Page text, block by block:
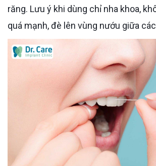
răng. Lưu ý khi dùng chỉ nha khoa,
quá mạnh, đè lên vùng nướu giữa